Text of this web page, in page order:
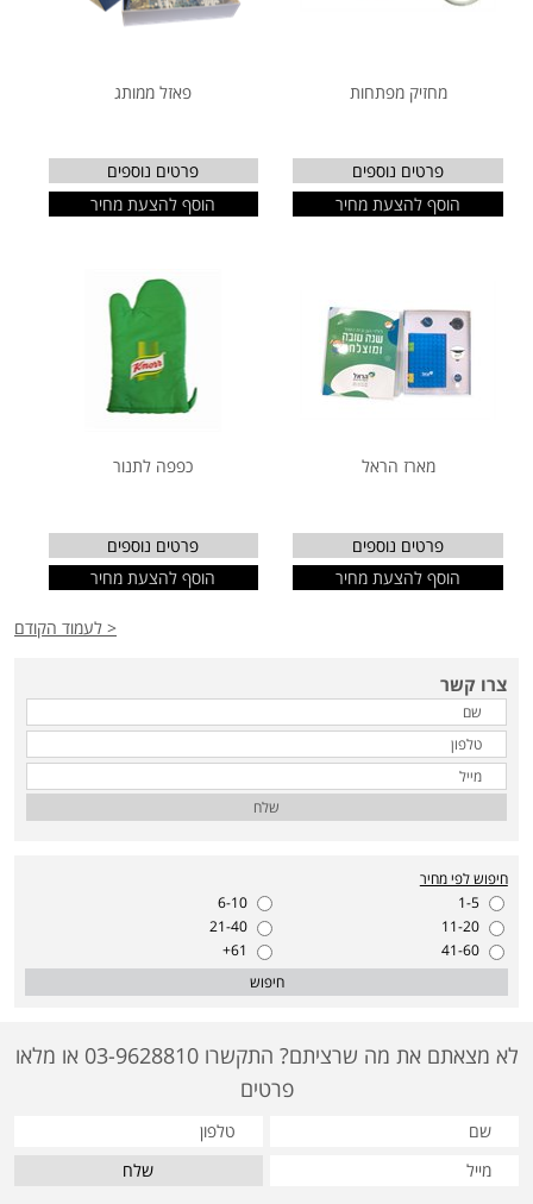
מחזיק מפתחות
פרטים נוספים
הוסף להצעת מחיר
פאזל ממותג
פרטים נוספים
הוסף להצעת מחיר
מארז הראל
פרטים נוספים
הוסף להצעת מחיר
כפפה לתנור
פרטים נוספים
הוסף להצעת מחיר
< לעמוד הקודם
צרו קשר
שלח
חיפוש לפי מחיר
1-5
6-10
11-20
21-40
41-60
61+
חיפוש
לא מצאתם את מה שרציתם? התקשרו 03-9628810 או מלאו
פרטים
שלח